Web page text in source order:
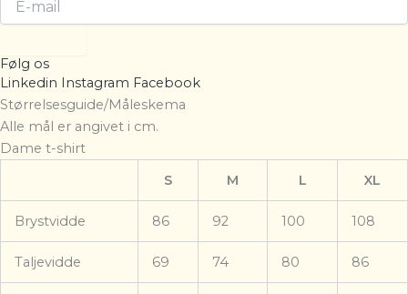
Følg os
Linkedin Instagram Facebook
Størrelsesguide/Måleskema
Alle mål er angivet i cm.
Dame t-shirt
S
M L XL
Brystvidde 86 92 100 108
Taljevidde 69 74 80 86